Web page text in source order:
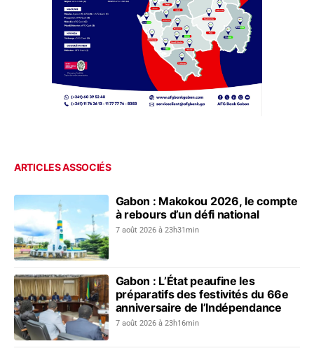
ARTICLES ASSOCIÉS
Gabon : Makokou 2026, le compte
à rebours d’un défi national
7 août 2026 à 23h31min
Gabon : L’État peaufine les
préparatifs des festivités du 66e
anniversaire de l’Indépendance
7 août 2026 à 23h16min